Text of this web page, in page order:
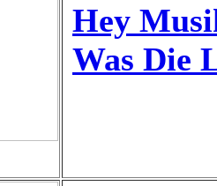
Hey
Was Die